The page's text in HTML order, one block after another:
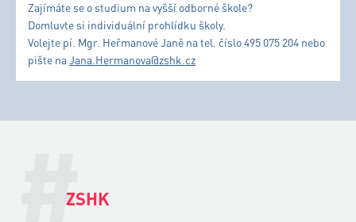
Zajímáte se o studium na vyšší odborné škole?
Domluvte si individuální prohlídku školy.
Volejte pí. Mgr. Heřmanové Janě na tel. číslo 495 075 204 nebo
pište naJana.Hermanova@zshk.cz
#
ZSHK